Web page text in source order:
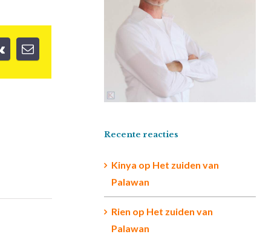
Recente reacties
Kinya op Het zuiden van
Palawan
Rien op Het zuiden van
Palawan